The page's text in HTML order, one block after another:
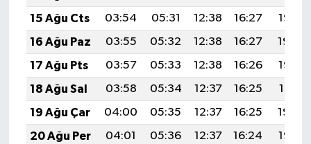
15 Ağu Cts
03:54 05:31 12:38 16:27
19:35
16 Ağu Paz
03:55 05:32 12:38 16:27
19:34
17 Ağu Pts
03:57 05:33 12:38 16:26
19:32
18 Ağu Sal
03:58 05:34 12:37 16:25
19:31
19 Ağu Çar
04:00 05:35 12:37 16:25
19:30
20 Ağu Per
04:01 05:36 12:37 16:24
19:28